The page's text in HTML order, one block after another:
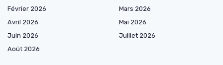
Février 2026
Mars 2026
Avril 2026
Mai 2026
Juin 2026
Juillet 2026
Août 2026